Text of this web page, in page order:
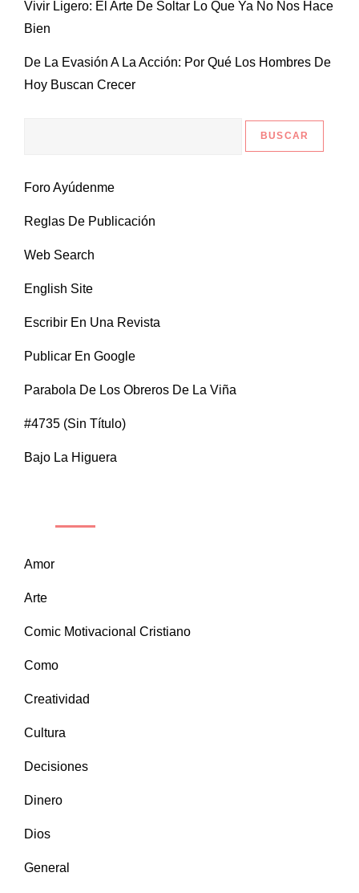
Vivir Ligero: El Arte De Soltar Lo Que Ya No Nos Hace
Bien
De La Evasión A La Acción: Por Qué Los Hombres De
Hoy Buscan Crecer
Foro Ayúdenme
Reglas De Publicación
Web Search
English Site
Escribir En Una Revista
Publicar En Google
Parabola De Los Obreros De La Viña
#4735 (sin Título)
Bajo La Higuera
Amor
Arte
Comic Motivacional Cristiano
Como
Creatividad
Cultura
Decisiones
Dinero
Dios
General